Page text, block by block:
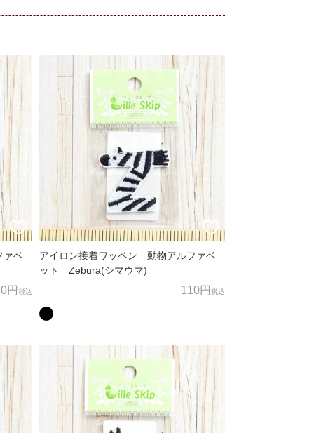
ァベ
円 税込
アイロン接着ワッペン 動物アルファベ
ット Zebura(シマウマ)
110円 税込